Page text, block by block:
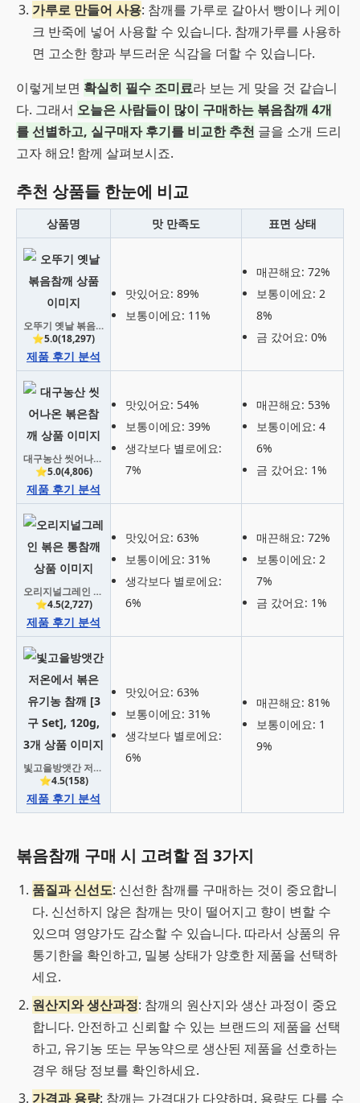
가루로 만들어 사용: 참깨를 가루로 갈아서 빵이나 케이
크 반죽에 넣어 사용할 수 있습니다. 참깨가루를 사용하
면 고소한 향과 부드러운 식감을 더할 수 있습니다.
이렇게보면 확실히 필수 조미료라 보는 게 맞을 것 같습니
다. 그래서 오늘은 사람들이 많이 구매하는 볶음참깨 4개
를 선별하고, 실구매자 후기를 비교한 추천 글을 소개 드리
고자 해요! 함께 살펴보시죠.
추천 상품들 한눈에 비교
상품명 맛 만족도 표면 상태
오뚜기 옛날 볶음참깨
⭐5.0(18,297)
제품 후기 분석
맛있어요: 89%
보통이에요: 11%
매끈해요: 72%
보통이에요: 2
8%
금 갔어요: 0%
대구농산 씻어나온 볶은참깨
⭐5.0(4,806)
제품 후기 분석
맛있어요: 54%
보통이에요: 39%
생각보다 별로에요:
7%
매끈해요: 53%
보통이에요: 4
6%
금 갔어요: 1%
오리지널그레인 볶은 통참깨
⭐4.5(2,727)
제품 후기 분석
맛있어요: 63%
보통이에요: 31%
생각보다 별로에요:
6%
매끈해요: 72%
보통이에요: 2
7%
금 갔어요: 1%
빛고을방앳간 저온에서 볶은 유기농 참깨
⭐4.5(158)
제품 후기 분석
맛있어요: 63%
보통이에요: 31%
생각보다 별로에요:
6%
매끈해요: 81%
보통이에요: 1
9%
볶음참깨 구매 시 고려할 점 3가지
품질과 신선도: 신선한 참깨를 구매하는 것이 중요합니
다. 신선하지 않은 참깨는 맛이 떨어지고 향이 변할 수
있으며 영양가도 감소할 수 있습니다. 따라서 상품의 유
통기한을 확인하고, 밀봉 상태가 양호한 제품을 선택하
세요.
원산지와 생산과정: 참깨의 원산지와 생산 과정이 중요
합니다. 안전하고 신뢰할 수 있는 브랜드의 제품을 선택
하고, 유기농 또는 무농약으로 생산된 제품을 선호하는
경우 해당 정보를 확인하세요.
가격과 용량: 참깨는 가격대가 다양하며, 용량도 다를 수